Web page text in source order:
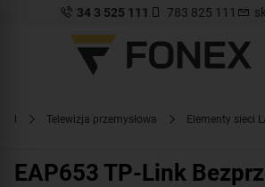
34 3 525 111 783 825 111
Telewizja przemysłowa Elementy sieci
EAP653 TP-Link